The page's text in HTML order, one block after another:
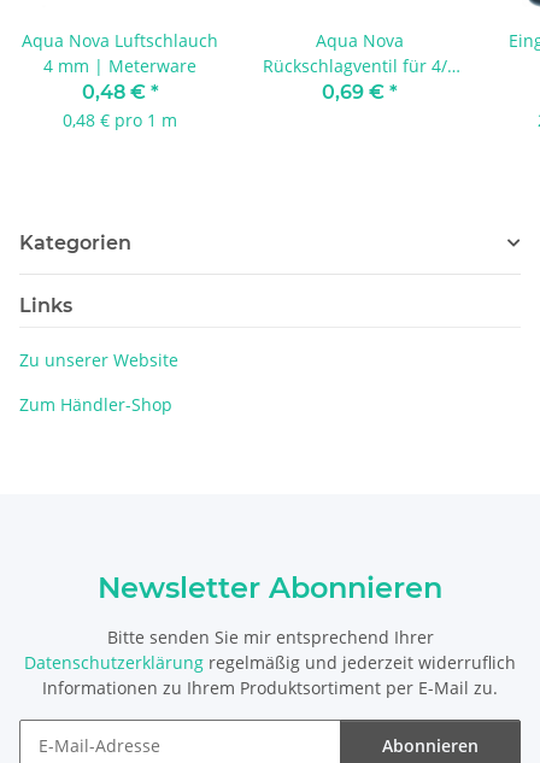
Aqua Nova Luftschlauch
4 mm | Meterware
0,48 € *
0,48 € pro 1 m
Aqua Nova
Rückschlagventil für 4/6
mm | 1 Stück geprüft
0,69 € *
Kategorien
Links
Zu unserer Website
Zum Händler-Shop
Newsletter Abonnieren
Bitte senden Sie mir entsprechend Ihrer
Datenschutzerklärung regelmäßig und jederzeit widerruflich
Informationen zu Ihrem Produktsortiment per E-Mail zu.
Abonnieren